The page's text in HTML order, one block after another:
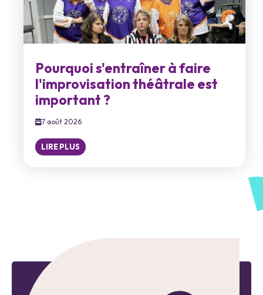
Pourquoi s'entraîner à faire
l'improvisation théâtrale est
important ?
7 août 2026
LIRE PLUS